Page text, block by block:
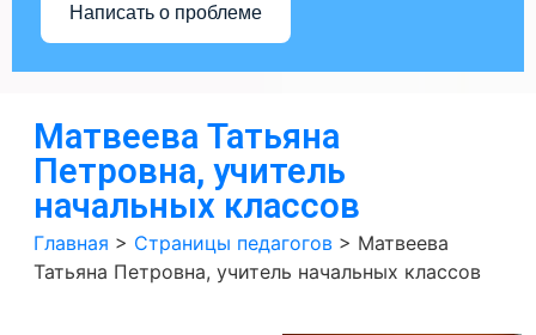
Написать о проблеме
Матвеева Татьяна
Петровна, учитель
начальных классов
Главная > Страницы педагогов > Матвеева
Татьяна Петровна, учитель начальных классов